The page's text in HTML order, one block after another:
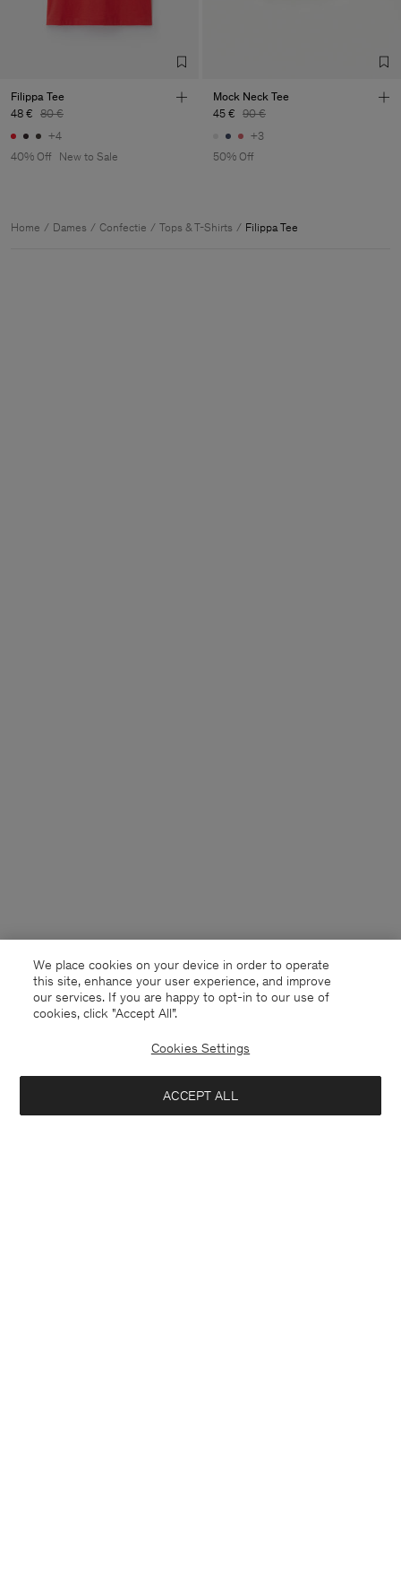
Filippa Tee
48 € 80 €
+4
40% Off
New to Sale
Mock Neck Tee
45 € 90 €
+3
50% Off
Home Dames Confectie Tops & T-Shirts Filippa Tee
Netherlands Nederlands
We place cookies on your device in order to operate
this site, enhance your user experience, and improve
our services. If you are happy to opt-in to our use of
cookies, click "Accept All”.
Cookies Settings
ACCEPT ALL